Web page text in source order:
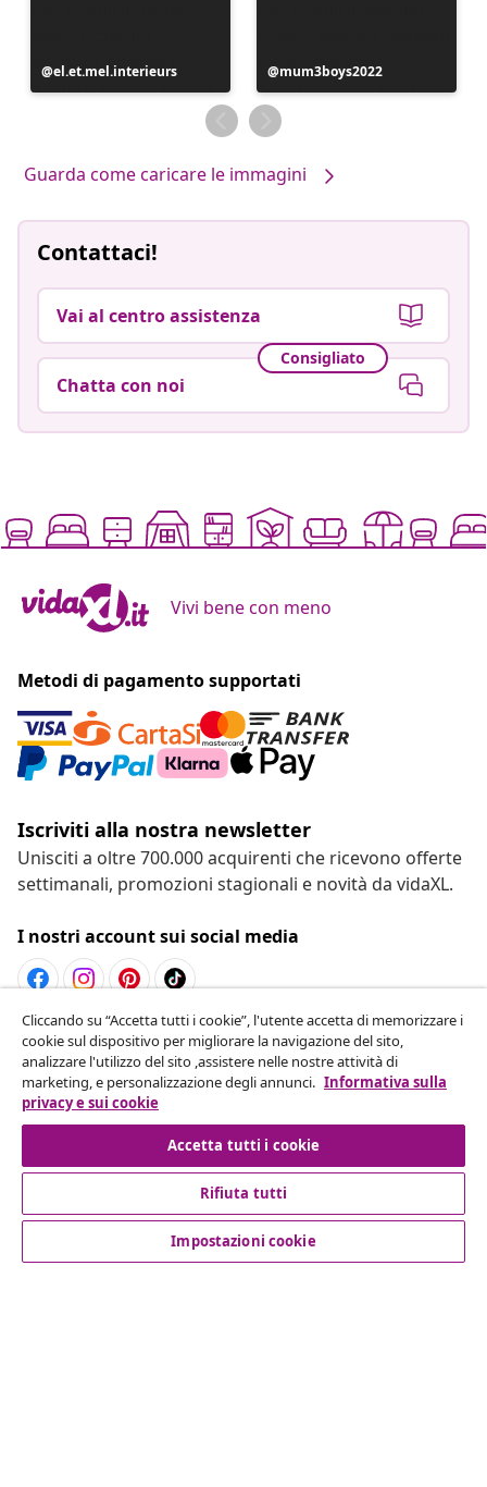
Post
pubblicato
el.et.mel.interieurs
Post
pubblicato
da
mum3boys2022
Guarda come caricare le immagini
Contattaci!
Vai al centro assistenza
Consigliato
Chatta con noi
Vivi bene con meno
Metodi di pagamento supportati
Iscriviti alla nostra newsletter
Unisciti a oltre 700.000 acquirenti che ricevono offerte
settimanali, promozioni stagionali e novità da vidaXL.
I nostri account sui social media
Recesso dal contratto
Invia una richiesta di recesso per il tuo ordine.
Recesso dal contratto
Servizio clienti
Cliccando su “Accetta tutti i cookie”, l'utente accetta di memorizzare i
cookie sul dispositivo per migliorare la navigazione del sito,
analizzare l'utilizzo del sito ,assistere nelle nostre attività di
marketing, e personalizzazione degli annunci. Informativa sulla
privacy e sui cookie
Accetta tutti i cookie
Rifiuta tutti
Impostazioni cookie